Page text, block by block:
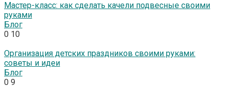
Мастер-класс: как сделать качели подвесные своими
руками
Блог
0 10
Организация детских праздников своими руками:
советы и идеи
Блог
0 9